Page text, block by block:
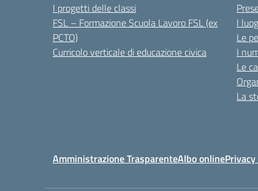
I progetti delle classi
FSL – Formazione Scuola Lavoro FSL (ex
PCTO)
Curricolo verticale di educazione civica
I
Le
I
Le
La
Amministrazione TrasparenteAlbo online